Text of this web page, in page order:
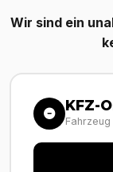
Wir sind ein
KFZ-